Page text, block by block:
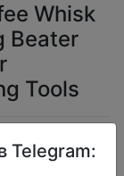
Whisk
Beater
Tools
Telegram: